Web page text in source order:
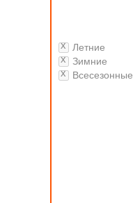
Летние
Зимние
Всесезонные